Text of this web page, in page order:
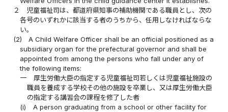
２
児童福祉司は、都道府県知事の補助機関である職員とし、次の
各号のいずれかに該当する者のうちから、任用しなければならな
い。
(2)
A Child Welfare Officer shall be an official positioned as a
subsidiary organ for the prefectural governor and shall be
appointed from among the persons who fall under any of
the following items:
一
厚生労働大臣の指定する児童福祉司若しくは児童福祉施設の
職員を養成する学校その他の施設を卒業し、又は厚生労働大臣
の指定する講習会の課程を修了した者
(i)
A person graduating from a school or other facility for